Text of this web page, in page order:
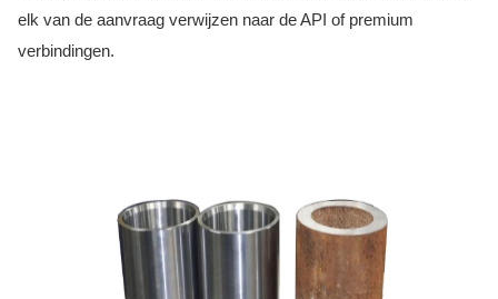
elk van de aanvraag verwijzen naar de API of premium
verbindingen.